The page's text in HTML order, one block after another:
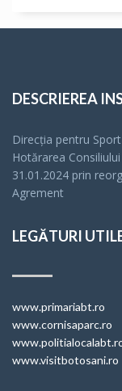
DESCRIEREA
Direcția pentru
Hotărarea
31.01.2024 prin
Agrement
LEGĂTURI
www.primariabt.ro
www.cornisaparc.ro
www.visitbotosani.ro